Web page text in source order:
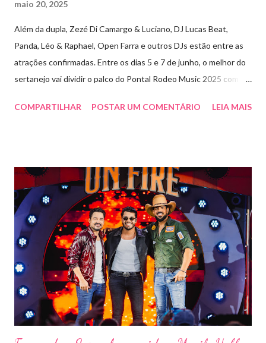
maio 20, 2025
Além da dupla, Zezé Di Camargo & Luciano, DJ Lucas Beat,
Panda, Léo & Raphael, Open Farra e outros DJs estão entre as
atrações confirmadas. Entre os dias 5 e 7 de junho, o melhor do
sertanejo vai dividir o palco do Pontal Rodeo Music 2025 com o
outras atrações. Esta edição da festa, que ocupa lugar de
requisitados pelos organizadores de eventos em todo o país.
Pela segunda vez, a organização do evento está a cargo da
Marini Eventos — empresa com ampla experiência na promoção
de grandes festivais pelo Brasil, como a retomada da FAPIL
(Feira Agropecuária e Industrial de Leme) no ano passado. O
Pontal Rodeo Music reforça mais uma vez seu compromisso
social: os ingressos poderão ser trocados por 1 kg de alimento
não perecível. Toda a arr...
COMPARTILHAR POSTAR UM COMENTÁRIO LEIA MAIS